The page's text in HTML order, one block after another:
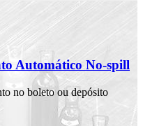
Automático No-spill
no boleto ou depósito